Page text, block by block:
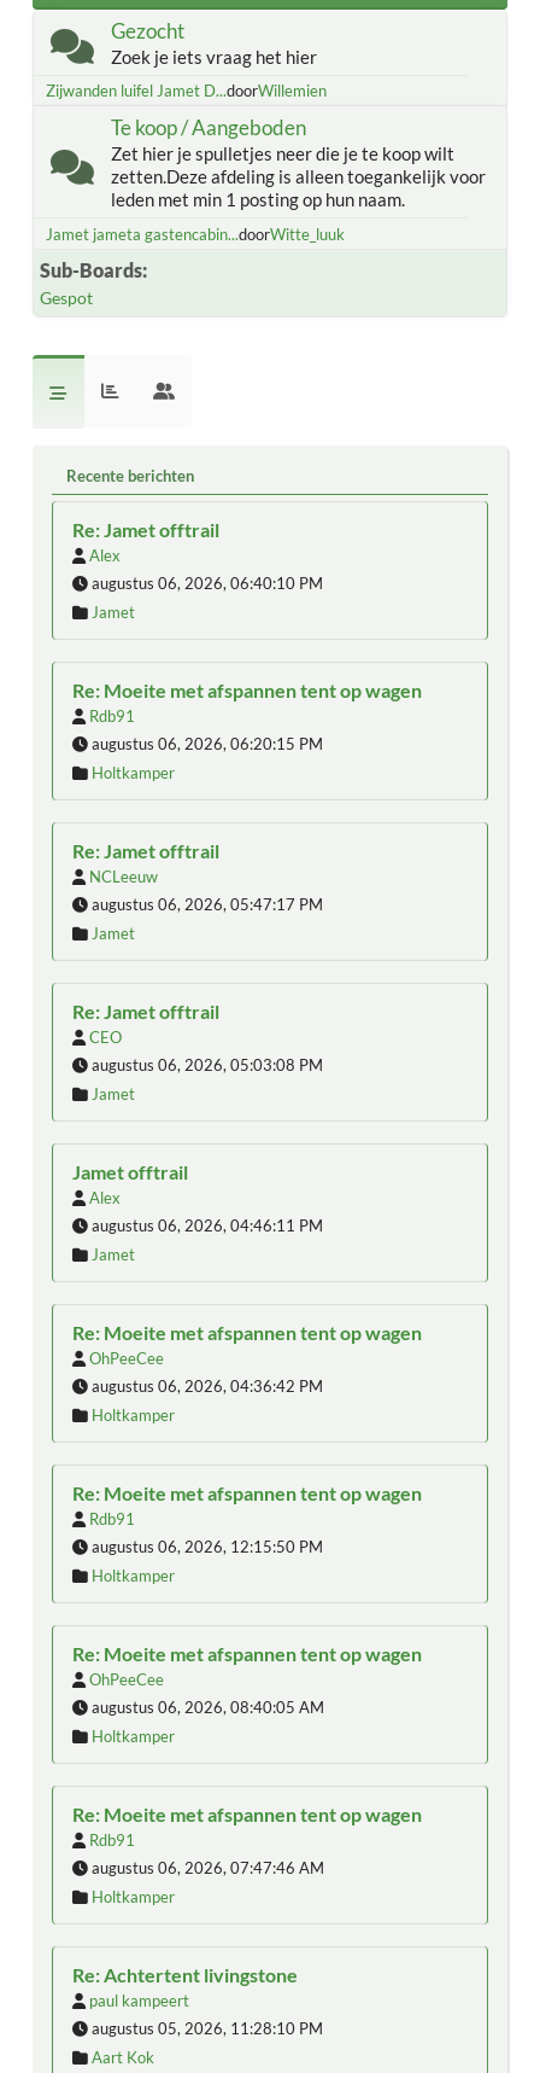
Gezocht
Zoek je iets vraag het hier
Zijwanden luifel Jamet D...doorWillemien
Te koop / Aangeboden
Zet hier je spulletjes neer die je te koop wilt
zetten.Deze afdeling is alleen toegankelijk voor
leden met min 1 posting op hun naam.
Jamet jameta gastencabin...doorWitte_luuk
Sub-Boards
Gespot
Recente berichten
Re: Jamet offtrail
Alex
augustus 06, 2026, 06:40:10 PM
Jamet
Re: Moeite met afspannen tent op wagen
Rdb91
augustus 06, 2026, 06:20:15 PM
Holtkamper
Re: Jamet offtrail
NCLeeuw
augustus 06, 2026, 05:47:17 PM
Jamet
Re: Jamet offtrail
CEO
augustus 06, 2026, 05:03:08 PM
Jamet
Jamet offtrail
Alex
augustus 06, 2026, 04:46:11 PM
Jamet
Re: Moeite met afspannen tent op wagen
OhPeeCee
augustus 06, 2026, 04:36:42 PM
Holtkamper
Re: Moeite met afspannen tent op wagen
Rdb91
augustus 06, 2026, 12:15:50 PM
Holtkamper
Re: Moeite met afspannen tent op wagen
OhPeeCee
augustus 06, 2026, 08:40:05 AM
Holtkamper
Re: Moeite met afspannen tent op wagen
Rdb91
augustus 06, 2026, 07:47:46 AM
Holtkamper
Re: Achtertent livingstone
paul kampeert
augustus 05, 2026, 11:28:10 PM
Aart Kok